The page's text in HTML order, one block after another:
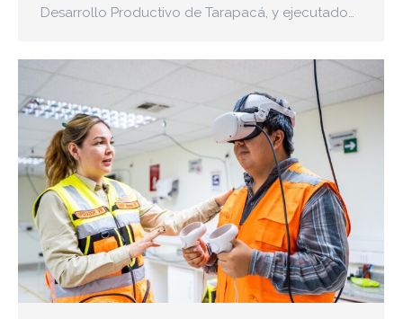
Desarrollo Productivo de Tarapacá, y ejecutado…